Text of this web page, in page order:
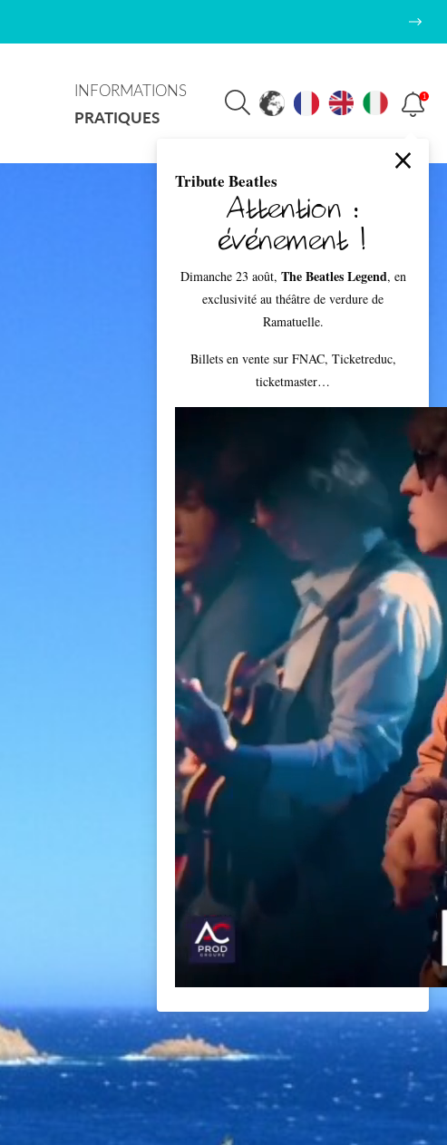
INFORMATIONS
PRATIQUES
1
Tribute Beatles
Attention :
événement !
Dimanche 23 août, The Beatles Legend, en
exclusivité au théâtre de verdure de
Ramatuelle.
Billets en vente sur FNAC, Ticketreduc,
ticketmaster…